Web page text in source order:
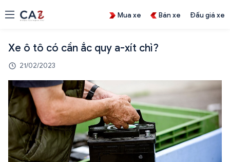
Mua xe Bán xe Đấu giá xe
Xe ô tô có cần ắc quy a-xít chì?
21/02/2023